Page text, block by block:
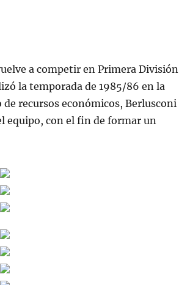
a competir en Primera División
la temporada de 1985/86 en la
recursos económicos, Berlusconi
equipo, con el fin de formar un